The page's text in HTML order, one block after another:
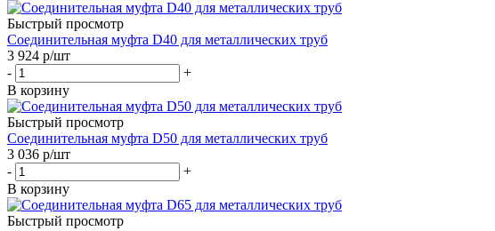
Быстрый просмотр
Соединительная муфта D40 для металлических труб
3 924 р/шт
-
+
В корзину
Быстрый просмотр
Соединительная муфта D50 для металлических труб
3 036 р/шт
-
+
В корзину
Быстрый просмотр